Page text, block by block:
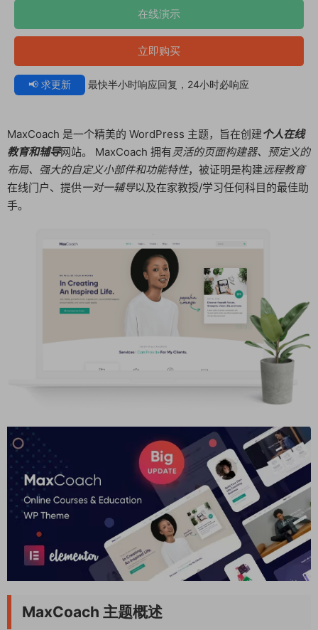
在线演示
立即购买
📢 求更新 最快半小时响应回复，24小时必响应
MaxCoach 是一个精美的 WordPress 主题，旨在创建个人在线
教育和辅导网站。 MaxCoach 拥有灵活的页面构建器、预定义的
布局、强大的自定义小部件和功能特性，被证明是构建远程教育
在线门户、提供一对一辅导以及在家教授/学习任何科目的最佳助
手。
MaxCoach 主题概述